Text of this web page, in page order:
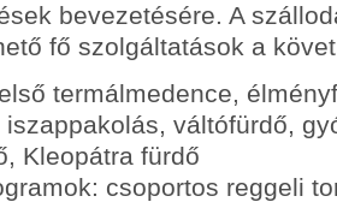
bevezetésére. A
fő szolgáltatások a
termálmedence,
iszappakolás, váltófürdő,
Kleopátra fürdő
csoportos reggeli